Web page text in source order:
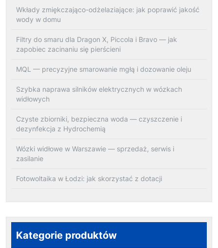
Wkłady zmiękczająco-odżelaziające: jak poprawić jakość
wody w domu
Filtry do smaru dla Dragon X, Piccola i Bravo — jak
zapobiec zacinaniu się pierścieni
MQL — precyzyjne smarowanie mgłą i dozowanie oleju
Szybka naprawa silników elektrycznych w wózkach
widłowych
Czyste zbiorniki, bezpieczna woda — czyszczenie i
dezynfekcja z Hydrochemią
Wózki widłowe w Warszawie — sprzedaż, serwis i
zasilanie
Fotowoltaika w Łodzi: jak skorzystać z dotacji
Kategorie produktów